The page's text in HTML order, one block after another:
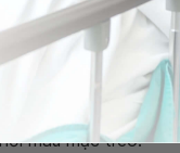
tính
sau:
máu mạc treo.